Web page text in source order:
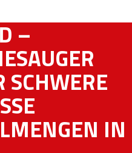
–
SCHWERE
M
IN D